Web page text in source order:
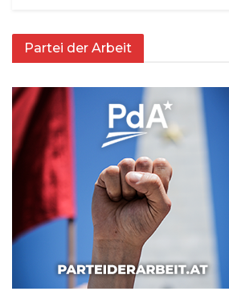
Partei der Arbeit